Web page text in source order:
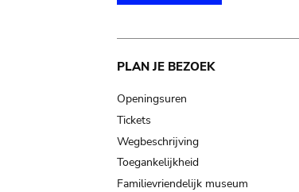
Main
navigation
PLAN JE BEZOEK
Openingsuren
Tickets
Wegbeschrijving
Toegankelijkheid
Familievriendelijk museum